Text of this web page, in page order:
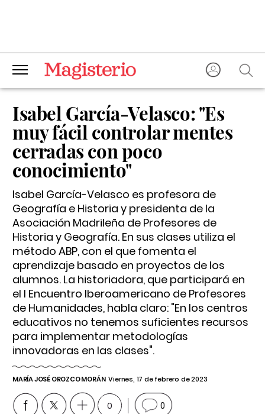
Isabel García-Velasco: "Es
muy fácil controlar mentes
cerradas con poco
conocimiento"
Isabel García-Velasco es profesora de
Geografía e Historia y presidenta de la
Asociación Madrileña de Profesores de
Historia y Geografía. En sus clases utiliza el
método ABP, con el que fomenta el
aprendizaje basado en proyectos de los
alumnos. La historiadora, que participará en
el I Encuentro Iberoamericano de Profesores
de Humanidades, habla claro: "En los centros
educativos no tenemos suficientes recursos
para implementar metodologías
innovadoras en las clases".
MARÍA JOSÉ OROZCO MORÁN Viernes, 17 de febrero de 2023
0 0